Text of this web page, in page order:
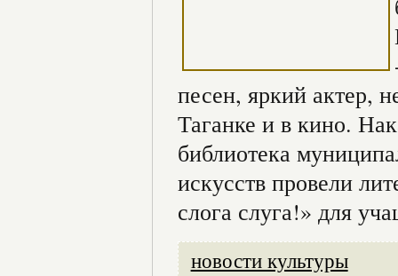
песен, яркий актер,
Таганке и в кино.
библиотека
искусств провели
слога слуга!» для
новости культуры